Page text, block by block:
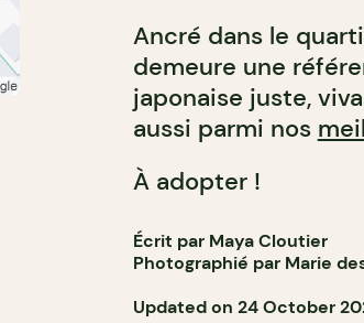
Ancré dans le
demeure une
japonaise juste,
aussi parmi nos
À adopter !
Écrit par Maya Cloutier
Photographié par Marie
Updated on 24 October